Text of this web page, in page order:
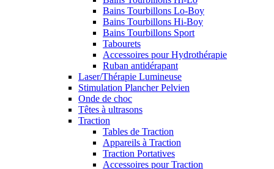
Bains Tourbillons Lo-Boy
Bains Tourbillons Hi-Boy
Bains Tourbillons Sport
Tabourets
Accessoires pour Hydrothérapie
Ruban antidérapant
Laser/Thérapie Lumineuse
Stimulation Plancher Pelvien
Onde de choc
Têtes à ultrasons
Traction
Tables de Traction
Appareils à Traction
Traction Portatives
Accessoires pour Traction